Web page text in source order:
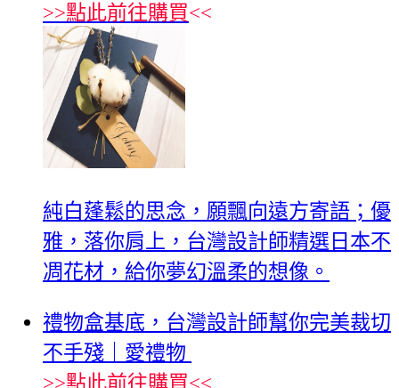
>>點此前往購買<<
純白蓬鬆的思念，願飄向遠方寄語；優
雅，落你肩上，台灣設計師精選日本不
凋花材，給你夢幻溫柔的想像。
禮物盒基底，台灣設計師幫你完美裁切
不手殘｜愛禮物
>>點此前往購買<<